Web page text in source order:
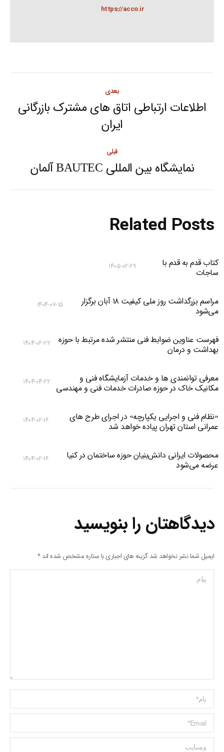
https://acco.ir
navigation
قبلی
Previousنمایشگاه بین المللی BAUTEC آلمان
بعدی
Next
post:
اطلاعات ارتباطی اتاق های مشترک بازرگانی
ایران
Related Posts
کتاب قدم به قدم با
ساجات
۱۴۰۵-۰۲-۲۹
مراسم بزرگداشت روز ملی کیفیت ۱۸ آبان برگزار
می‌شود
۱۴۰۴-۰۷-۱۵
فهرست عناوین ضوابط فنی منتشر شده مرتبط با حوزه
بهداشت و درمان
۱۴۰۴-۰۶-۲۲
معرفی توانمندی ها و خدمات آزمایشگاه فنی و
مکانیک خاک در حوزه صادرات خدمات فنی و مهندسی
۱۴۰۴-۰۴-۲۲
«نظام فنی و اجرایی یکپارچه» در اجرای طرح های
عمرانی استان تهران پیاده خواهد شد
۱۴۰۴-۰۲-۱۶
محصولات ایرانی دانش‌بنیان‌ حوزه ساختمان در کنیا
عرضه می‌شود
۱۴۰۴-۰۲-۱۶
دیدگاهتان را بنویسید
ایمیل شما نشر نخواهد شد گزینه های اجباری با ستاره مشخص شده اند*
پیام
Name *
ایمیل *
وبسایت